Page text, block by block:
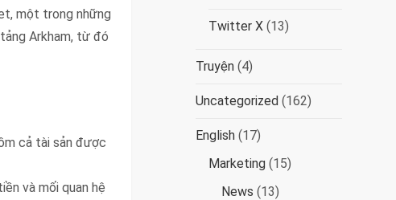
một trong những
Arkham, từ đó
cả tài sản được
và mối quan hệ
Twitter X (13)
Truyện (4)
Uncategorized (162)
English (17)
Marketing (15)
News (13)